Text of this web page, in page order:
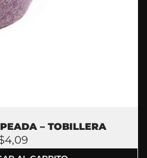
– TOBILLERA
4,09